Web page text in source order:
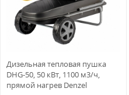
Дизельная тепловая пушка
DHG-50, 50 кВт, 1100 м3/ч,
прямой нагрев Denzel